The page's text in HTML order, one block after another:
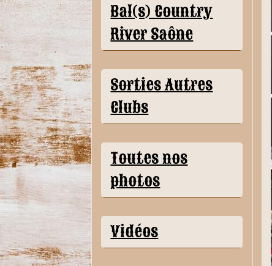
Bal(s) Country
River Saône
Sorties Autres
Clubs
Toutes nos
photos
Vidéos